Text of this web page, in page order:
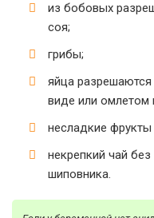
из бобовых
соя;
грибы;
яйца
виде или омлетом
несладкие фрукты
некрепкий чай
шиповника.